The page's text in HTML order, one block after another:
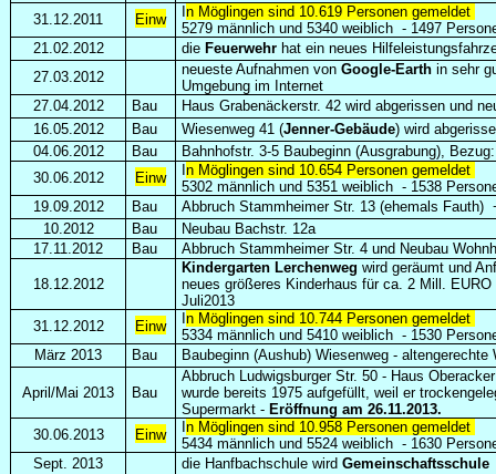
31.12.2011
Einw
n Möglingen sind 10.619 Personen gemeldet
5279 männlich und 5340 weiblich - 1497
21.02.2012
die Feuerwehrhat ein neues
27.03.2012
neueste Aufnahmen von Google-Earthin sehr
Umgebung im Internet
27.04.2012
Bau
Haus Grabenäckerstr. 42 wird abgerissen und
16.05.2012
Bau Wiesenweg 41 (Jenner-Gebäude) wird
04.06.2012
Bau
Bahnhofstr. 3-5 Baubeginn (Ausgrabung),
30.06.2012
Einw
n Möglingen sind 10.654 Personen gemeldet
5302 männlich und 5351 weiblich - 1538
19.09.2012
Bau
Abbruch Stammheimer Str. 13 (ehemals Fauth)
10.2012
Bau
Neubau Bachstr. 12a
17.11.2012
Bau Abbruch Stammheimer Str. 4 und Neubau
18.12.2012
Kindergarten Lerchenweg wird geräumt und
neues größeres Kinderhaus für ca. 2 Mill.
Juli2013
31.12.2012
Einw
n Möglingen sind 10.744 Personen gemeldet
5334 männlich und 5410 weiblich - 1530
März 2013
Bau Baubeginn (Aushub) Wiesenweg - altengerechte
April/Mai 2013 Bau
Abbruch Ludwigsburger Str. 50 - Haus
wurde bereits 1975 aufgefüllt, weil er
Supermarkt - Eröffnung am 26.11.2013.
30.06.2013
Einw
n Möglingen sind 10.958 Personen gemeldet
5434 männlich und 5524 weiblich - 1630
Sept. 2013
die Hanfbachschule wird Gemeinschaftsschule